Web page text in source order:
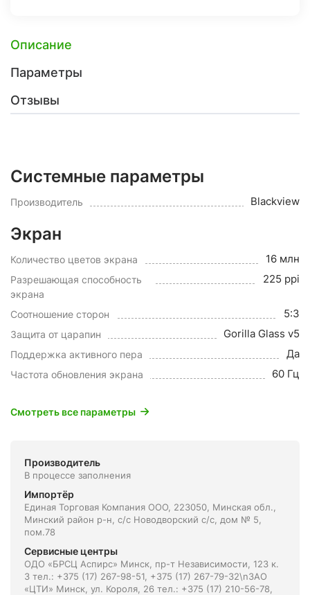
Описание
Параметры
Отзывы
Системные параметры
Производитель Blackview
Экран
Количество цветов экрана 16 млн
Разрешающая способность
экрана
225 ppi
Соотношение сторон 5:3
Защита от царапин Gorilla Glass v5
Поддержка активного пера Да
Частота обновления экрана 60 Гц
Смотреть все параметры
Производитель
В процессе заполнения
Импортёр
Единая Торговая Компания ООО, 223050, Минская обл.,
Минский район р-н, с/с Новодворский с/с, дом № 5,
пом.78
Сервисные центры
ОДО «БРСЦ Аспирс» Минск, пр-т Независимости, 123 к.
3 тел.: +375 (17) 267-98-51, +375 (17) 267-79-32\nЗАО
«ЦТИ» Минск, ул. Короля, 26 тел.: +375 (17) 210-56-78,